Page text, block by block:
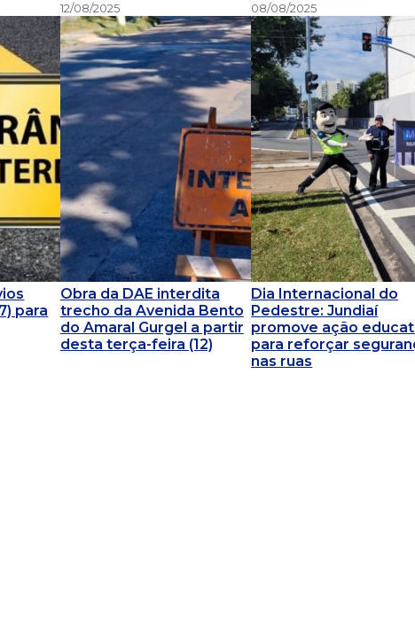
para
12/08/2025
Obra da DAE interdita
trecho da Avenida Bento
do Amaral Gurgel a partir
desta terça-feira (12)
08/08/2025
Dia Internacional do
Pedestre: Jundiaí
promove ação
para reforçar
nas ruas